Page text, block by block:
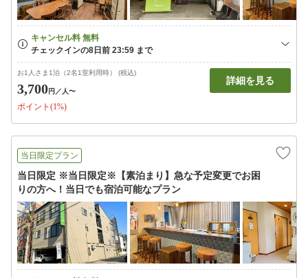
お1人さま1泊（2名1室利用時） (税込)
3,700円 ／人〜
ポイント(1%)
詳細を見る
当日限定プラン
当日限定 ※当日限定※【素泊まり】急な予定変更でお困
りの方へ！当日でも宿泊可能なプラン